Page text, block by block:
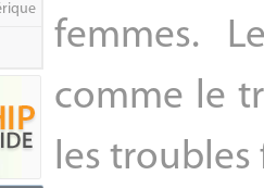
femmes.
comme le
les troubles